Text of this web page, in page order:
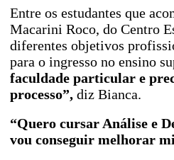
Entre os estudantes que
Macarini Roco, do Centro
diferentes objetivos
para o ingresso no ensino
faculdade particular e
processo”, diz Bianca.
“Quero cursar Análise e
vou conseguir melhorar